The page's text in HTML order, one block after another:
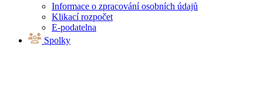
Informace o zpracování osobních údajů
Klikací rozpočet
E-podatelna
Spolky